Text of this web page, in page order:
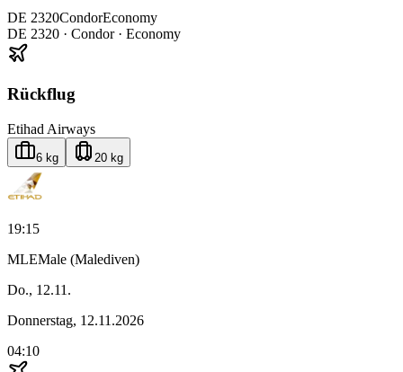
DE 2320CondorEconomy
DE 2320 · Condor· Economy
Rückflug
Etihad Airways
6 kg 20 kg
19:15
MLEMale (Malediven)
Do., 12.11.
Donnerstag, 12.11.2026
04:10